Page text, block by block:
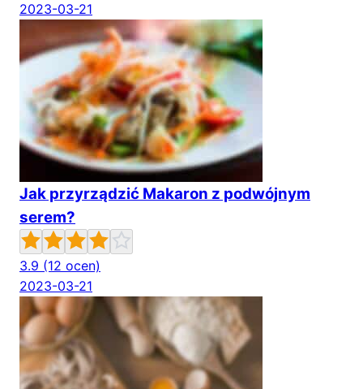
2023-03-21
Jak przyrządzić Makaron z podwójnym
serem?
3.9 (12 ocen)
2023-03-21